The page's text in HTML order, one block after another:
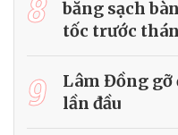
bằng sạch
tốc trước
9
Lâm Đồng gỡ
lần đầu